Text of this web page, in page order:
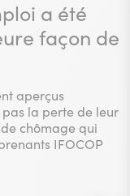
a été
façon de
aperçus
la perte de leur
chômage qui
IFOCOP